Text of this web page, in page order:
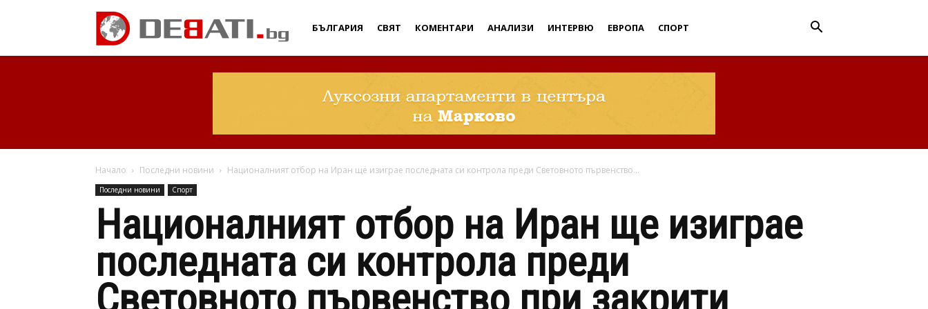
Дебати
БЪЛГАРИЯ СВЯТ КОМЕНТАРИ АНАЛИЗИ ИНТЕРВЮ ЕВРОПА СПОРТ
Начало Последни новини Националният отбор на Иран ще изиграе последната си контрола преди Световното първенство...
Последни новини Спорт
Националният отбор на Иран ще изиграе
последната си контрола преди
Световното първенство при закрити